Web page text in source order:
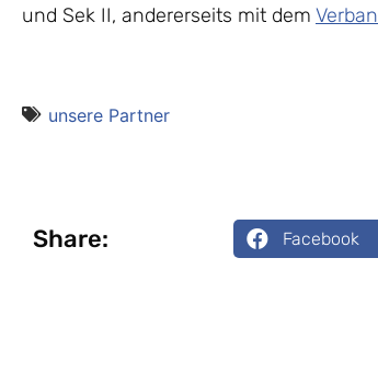
und Sek II, andererseits mit dem
unsere Partner
Share: Facebook